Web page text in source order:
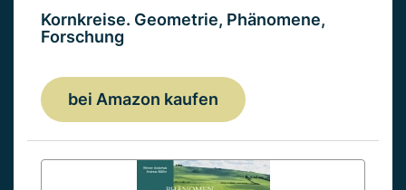
Kornkreise. Geometrie, Phänomene,
Forschung
bei Amazon kaufen